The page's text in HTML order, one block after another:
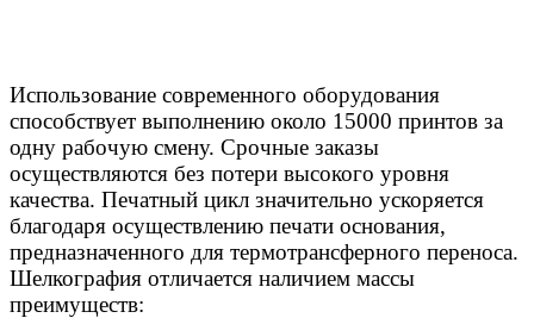
Использование современного оборудования
способствует выполнению около 15000 принтов за
одну рабочую смену. Срочные заказы
осуществляются без потери высокого уровня
качества. Печатный цикл значительно ускоряется
благодаря осуществлению печати основания,
предназначенного для термотрансферного переноса.
Шелкография отличается наличием массы
преимуществ: